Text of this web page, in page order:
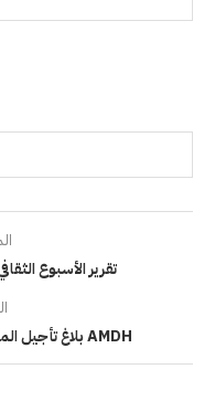
تقرير الأسبوع
AMDH بلاغ تأجيل المحاكمة الصورية لرفاق المحجوب